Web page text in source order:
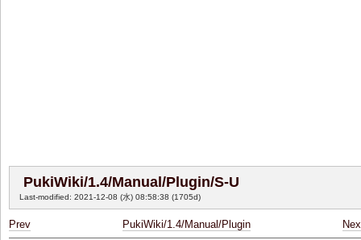
PukiWiki/1.4/Manual/Plugin/S-U
Last-modified: 2021-12-08 (水) 08:58:38 (1705d)
Prev PukiWiki/1.4/Manual/Plugin